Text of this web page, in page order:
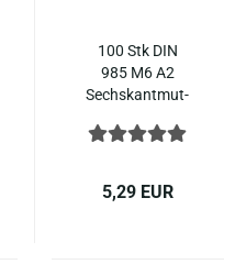
100 Stk DIN
985 M6 A2
Sechs­kant­mut­
chernd, nied­ri­
10511 Edel­
5,29 EUR